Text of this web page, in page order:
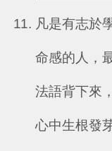
凡是有志於
命感的人，
法語背下來
心中生根發